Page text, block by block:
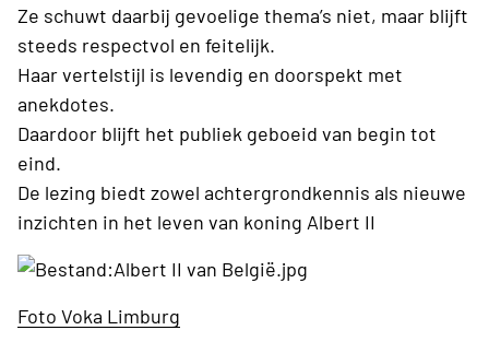
Ze schuwt daarbij gevoelige thema’s niet, maar blijft
steeds respectvol en feitelijk.
Haar vertelstijl is levendig en doorspekt met
anekdotes.
Daardoor blijft het publiek geboeid van begin tot
eind.
De lezing biedt zowel achtergrondkennis als nieuwe
inzichten in het leven van koning Albert II
Foto Voka Limburg